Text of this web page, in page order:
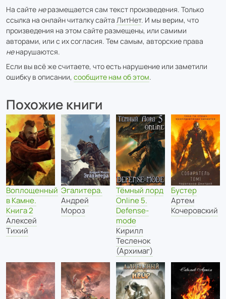
На сайте неразмещается сам текст произведения. Только
ссылка на онлайн читалку сайта ЛитНет. И мы верим, что
произведения на этом сайте размещены, или самими
авторами, или с их согласия. Тем самым, авторские права
ненарушаются.
Если вы всё же считаете, что есть нарушение или заметили
ошибку в описании, сообщите нам об этом.
Похожие книги
Воплощенный
в Камне.
Книга 2
Алексей
Тихий
Эгалитера.
Андрей
Мороз
Тёмный лорд
Online 5.
Defense-
mode
Кирилл
Тесленок
(Архимаг)
Бустер
Артем
Кочеровский